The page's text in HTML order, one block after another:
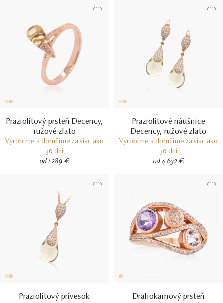
Praziolitový prsteň Decency,
ružové zlato
Vyrobíme a doručíme za viac ako
30 dní
od 1 289 €
Praziolitové náušnice
Decency, ružové zlato
Vyrobíme a doručíme za viac ako
30 dní
od 4 632 €
Praziolitový prívesok
Drahokamový prsteň